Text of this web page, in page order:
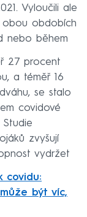
Vyloučili ale
obou obdobích
nebo během
27 procent
a téměř 16
se stalo
covidové
zvyšují
vydržet
covidu:
být víc,